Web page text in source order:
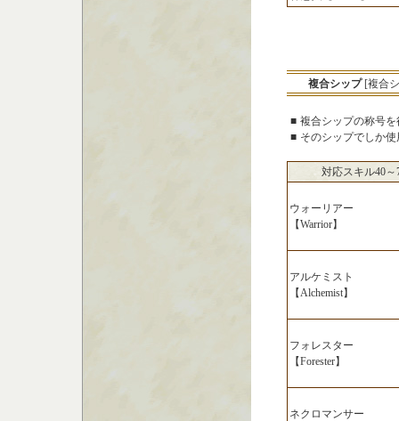
複合シップ[複合
■ 複合シップの称号
■ そのシップでしか使
対応スキル40～
ウォーリアー
【Warrior】
アルケミスト
【Alchemist】
フォレスター
【Forester】
ネクロマンサー